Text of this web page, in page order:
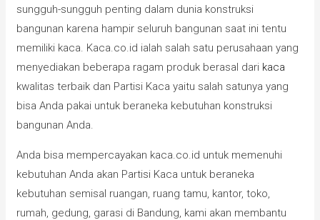
sungguh-sungguh penting dalam dunia konstruksi
bangunan karena hampir seluruh bangunan saat ini tentu
memiliki kaca. Kaca.co.id ialah salah satu perusahaan yang
menyediakan beberapa ragam produk berasal dari kaca
kwalitas terbaik dan Partisi Kaca yaitu salah satunya yang
bisa Anda pakai untuk beraneka kebutuhan konstruksi
bangunan Anda.
Anda bisa mempercayakan kaca.co.id untuk memenuhi
kebutuhan Anda akan Partisi Kaca untuk beraneka
kebutuhan semisal ruangan, ruang tamu, kantor, toko,
rumah, gedung, garasi di Bandung, kami akan membantu